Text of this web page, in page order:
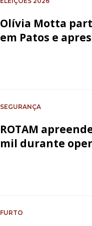
Olívia Motta
em Patos e
SEGURANÇA
ROTAM
mil durante
FURTO